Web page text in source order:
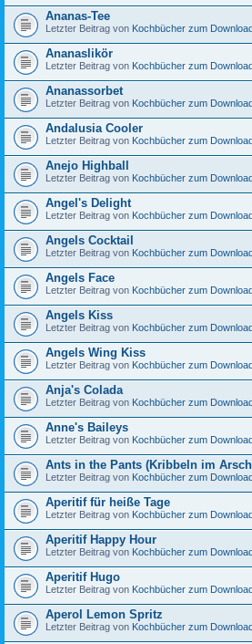
Ananas-Tee
Letzter Beitrag von Kochbücher zum Download
Ananaslikör
Letzter Beitrag von Kochbücher zum Download
Ananassorbet
Letzter Beitrag von Kochbücher zum Download
Andalusia Cooler
Letzter Beitrag von Kochbücher zum Download
Anejo Highball
Letzter Beitrag von Kochbücher zum Download
Angel's Delight
Letzter Beitrag von Kochbücher zum Download
Angels Cocktail
Letzter Beitrag von Kochbücher zum Download
Angels Face
Letzter Beitrag von Kochbücher zum Download
Angels Kiss
Letzter Beitrag von Kochbücher zum Download
Angels Wing Kiss
Letzter Beitrag von Kochbücher zum Download
Anja's Colada
Letzter Beitrag von Kochbücher zum Download
Anne's Baileys
Letzter Beitrag von Kochbücher zum Download
Ants in the Pants (Kribbeln im
Letzter Beitrag von Kochbücher zum Download
Aperitif für heiße Tage
Letzter Beitrag von Kochbücher zum Download
Aperitif Happy Hour
Letzter Beitrag von Kochbücher zum Download
Aperitif Hugo
Letzter Beitrag von Kochbücher zum Download
Aperol Lemon Spritz
Letzter Beitrag von Kochbücher zum Download